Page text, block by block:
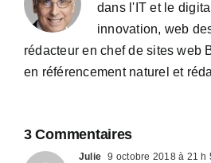
dans l'IT et le
innovation, web
rédacteur en chef de sites web
en référencement naturel et
3 Commentaires
Julie 9 octobre 2018 à 21 h